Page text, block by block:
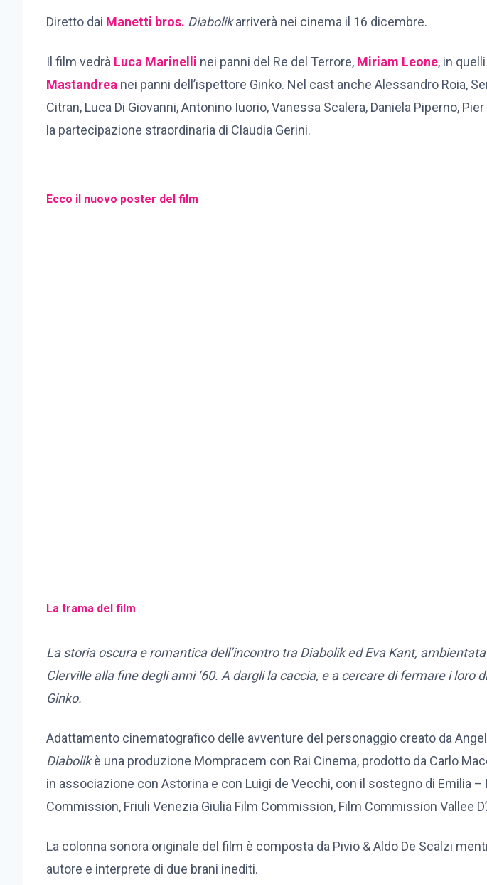
Diretto dai Manetti bros. Diabolikarriverà nei cinema il 16 dicembre.
Il film vedrà Luca Marinelli nei panni del Re del Terrore, Miriam Leone, in
Mastandrea nei panni dell’ispettore Ginko. Nel cast anche Alessandro Roia,
Citran, Luca Di Giovanni, Antonino Iuorio, Vanessa Scalera, Daniela Piperno,
la partecipazione straordinaria di Claudia Gerini.
Ecco il nuovo poster del film
La trama del film
La storia oscura e romantica dell’incontro tra Diabolik ed Eva Kant,
Clerville alla fine degli anni ‘60. A dargli la caccia, e a cercare di fermare i loro
Ginko.
Adattamento cinematografico delle avventure del personaggio creato da
Diabolikè una produzione Mompracem con Rai Cinema, prodotto da Carlo
in associazione con Astorina e con Luigi de Vecchi, con il sostegno di Emilia –
Commission, Friuli Venezia Giulia Film Commission, Film Commission Vallee
La colonna sonora originale del film è composta da Pivio & Aldo De Scalzi
autore e interprete di due brani inediti.